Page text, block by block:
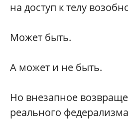
на доступ к телу
Может быть.
А может и не быть.
Но внезапное
реального